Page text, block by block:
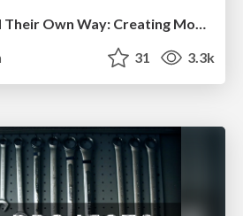
Helping Users Find Their Own Way: Creating Modern Search Experiences
31 3.3k